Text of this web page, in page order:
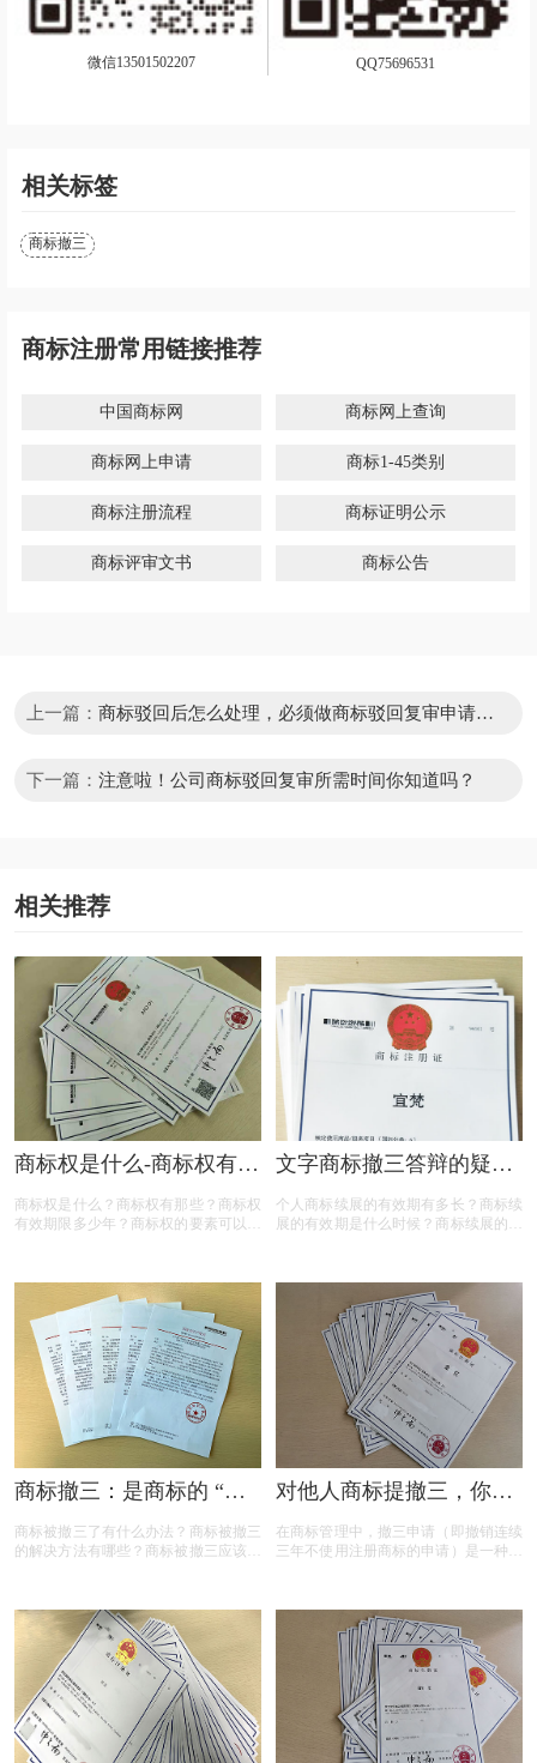
微信13501502207 QQ75696531
相关标签
商标撤三
商标注册常用链接推荐
中国商标网 商标网上查询
商标网上申请 商标1-45类别
商标注册流程 商标证明公示
商标评审文书 商标公告
上一篇： 商标驳回后怎么处理，必须做商标驳回复审申请
下一篇： 注意啦！公司商标驳回复审所需时间你知道吗？
相关推荐
商标权是什么-商标权有哪
商标权是什么？商标权有那些？商标权
有效期限多少年？商标权的要素可以有
望对各位商标注册老板有帮助
文字商标撤三答辩的疑问
个人商标续展的有效期有多长？商标续
展的有效期是什么时候？商标续展的费
么？商标续展的类型有哪些？商标续展
有什么种类？什么情况下需要进行商标
续展？商标续展的目的是什么？
商标撤三：是商标的 “夺
商标被撤三了有什么办法？商标被撤三
的解决方法有哪些？商标被撤三应该如
对他人商标提撤三，你真
在商标管理中，撤三申请（即撤销连续
三年不使用注册商标的申请）是一种重
三申请并非随意之举，申请人需要了解
相关要求、目的、法律依据以及可能面
临的失败原因。本文将为您详细解读撤
三申请的要点，帮助您在提出申请时更
加得心应手。